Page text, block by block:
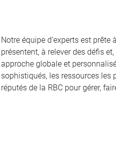
Notre équipe d’experts est
présentent, à relever des défis
approche globale et
sophistiqués, les ressources
réputés de la RBC pour gérer,